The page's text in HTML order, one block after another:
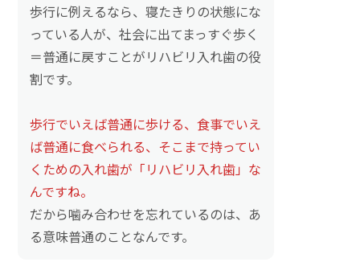
歩行に例えるなら、寝たきりの状態にな
っている人が、社会に出てまっすぐ歩く
＝普通に戻すことがリハビリ入れ歯の役
割です。
歩行でいえば普通に歩ける、食事でいえ
ば普通に食べられる、そこまで持ってい
くための入れ歯が「リハビリ入れ歯」な
んですね。
だから噛み合わせを忘れているのは、あ
る意味普通のことなんです。